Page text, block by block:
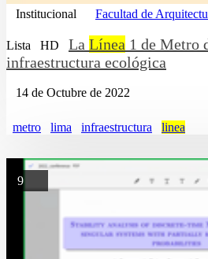
Institucional Facultad de
Lista HD La Línea 1 de Metro
infraestructura ecológica
14 de Octubre de 2022
metro lima infraestructura linea
9